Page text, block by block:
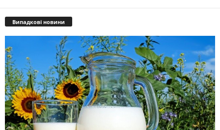
Випадкові новини